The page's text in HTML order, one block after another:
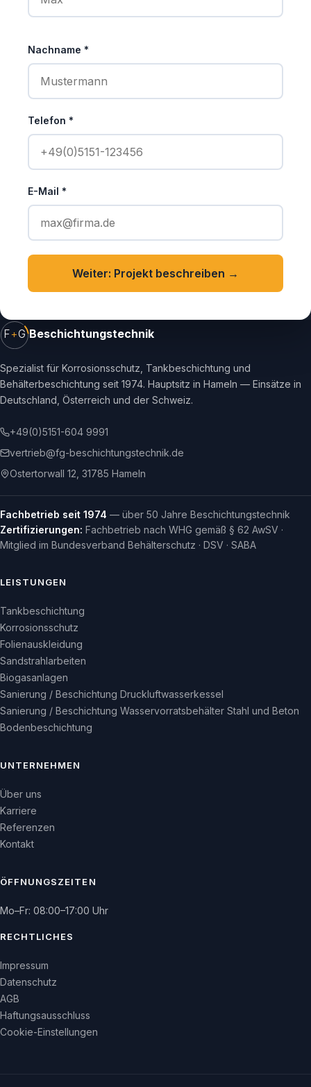
Nachname *
Telefon *
E-Mail *
Weiter: Projekt beschreiben →
F+G Beschichtungstechnik
Spezialist für Korrosionsschutz, Tankbeschichtung und
Behälterbeschichtung seit 1974. Hauptsitz in Hameln — Einsätze in
Deutschland, Österreich und der Schweiz.
+49(0)5151-604 9991
vertrieb@fg-beschichtungstechnik.de
Ostertorwall 12, 31785 Hameln
Fachbetrieb seit 1974 — über 50 Jahre Beschichtungstechnik
Zertifizierungen: Fachbetrieb nach WHG gemäß § 62 AwSV ·
Mitglied im Bundesverband Behälterschutz · DSV · SABA
LEISTUNGEN
Tankbeschichtung
Korrosionsschutz
Folienauskleidung
Sandstrahlarbeiten
Biogasanlagen
Sanierung / Beschichtung Druckluftwasserkessel
Sanierung / Beschichtung Wasservorratsbehälter Stahl und Beton
Bodenbeschichtung
UNTERNEHMEN
Über uns
Karriere
Referenzen
Kontakt
ÖFFNUNGSZEITEN
Mo–Fr: 08:00–17:00 Uhr
RECHTLICHES
Impressum
Datenschutz
AGB
Haftungsausschluss
Cookie-Einstellungen